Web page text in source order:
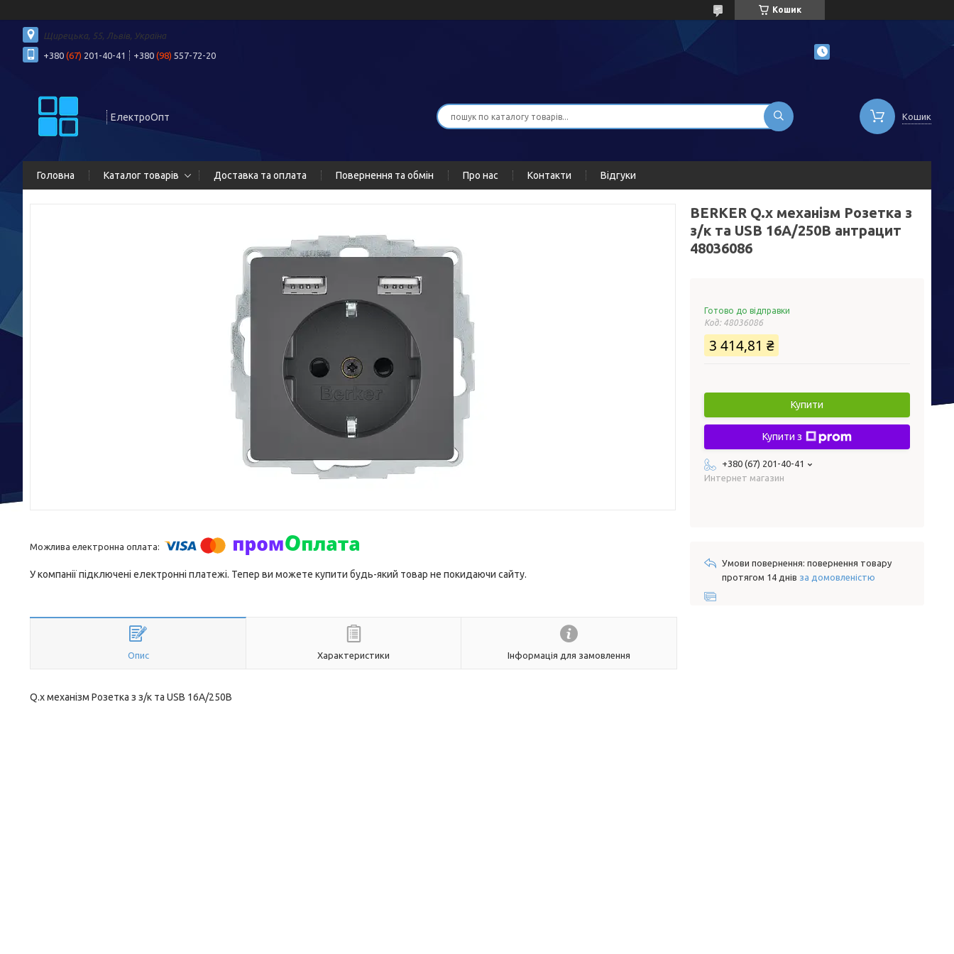
Кошик
Щирецька, 55, Львів, Україна
+380 (67) 201-40-41 +380 (98) 557-72-20
ЕлектроОпт Кошик
Головна Каталог товарів Доставка та оплата Повернення та обмін Про нас Контакти Відгуки
У компанії підключені електронні платежі. Тепер ви можете купити будь-який товар не покидаючи сайту.
Опис Характеристики Інформація для замовлення
Q.x механізм Розетка з з/к та USB 16А/250В
BERKER Q.x механізм Розетка з
з/к та USB 16А/250В антрацит
48036086
Готово до відправки
Код: 48036086
3 414,81 ₴
Купити
Купити з
+380 (67) 201-40-41
Интернет магазин
повернення товару
протягом 14 днів за домовленістю